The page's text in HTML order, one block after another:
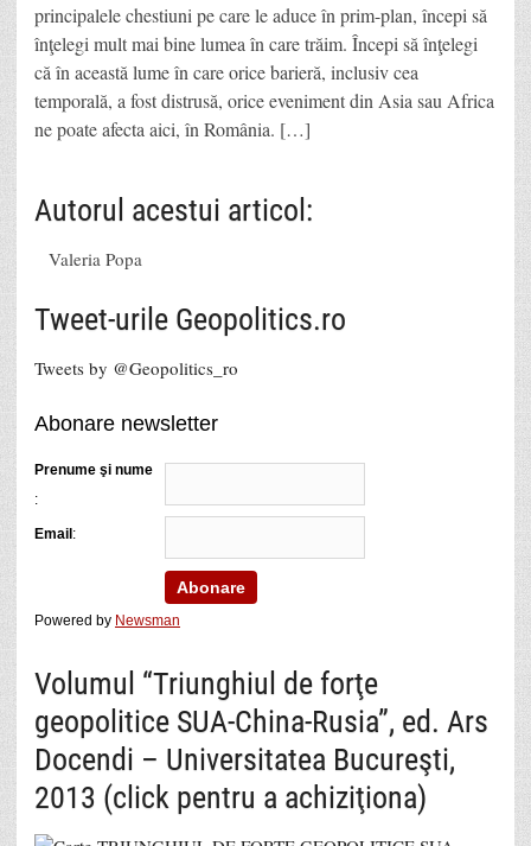
principalele chestiuni pe care le aduce în prim-plan, începi să
înţelegi mult mai bine lumea în care trăim. Începi să înţelegi
că în această lume în care orice barieră, inclusiv cea
temporală, a fost distrusă, orice eveniment din Asia sau Africa
ne poate afecta aici, în România. […]
Autorul acestui articol:
Valeria Popa
Tweet-urile Geopolitics.ro
Tweets by @Geopolitics_ro
Abonare newsletter
Prenume şi nume
:
Email:
Powered by Newsman
Volumul “Triunghiul de forţe
geopolitice SUA-China-Rusia”, ed. Ars
Docendi – Universitatea Bucureşti,
2013 (click pentru a achiziţiona)